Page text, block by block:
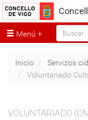
Menú
Inicio Servizos
Voluntariado
VOLUNTARIADO